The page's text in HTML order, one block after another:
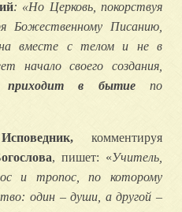
: «Но Церковь, покорствуя
Божественному Писанию,
вместе с телом и не в
начало своего создания,
приходит в бытиепо
комментируя
, пишет: «Учитель,
и тропос, по которому
один – души, а другой –